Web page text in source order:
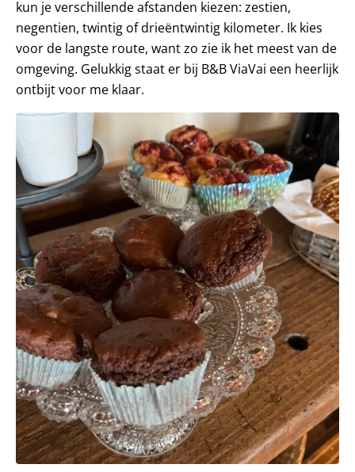
kun je verschillende afstanden kiezen: zestien,
negentien, twintig of drieëntwintig kilometer. Ik kies
voor de langste route, want zo zie ik het meest van de
omgeving. Gelukkig staat er bij B&B ViaVai een heerlijk
ontbijt voor me klaar.